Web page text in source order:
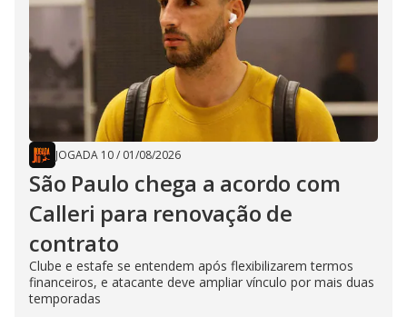
JOGADA 10/ 01/08/2026
São Paulo chega a acordo com
Calleri para renovação de
contrato
Clube e estafe se entendem após flexibilizarem termos
financeiros, e atacante deve ampliar vínculo por mais duas
temporadas